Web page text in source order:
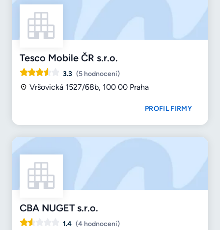
Tesco Mobile ČR s.r.o.
3.3 (5 hodnocení)
Vršovická 1527/68b, 100 00 Praha
PROFIL FIRMY
CBA NUGET s.r.o.
1.4 (4 hodnocení)